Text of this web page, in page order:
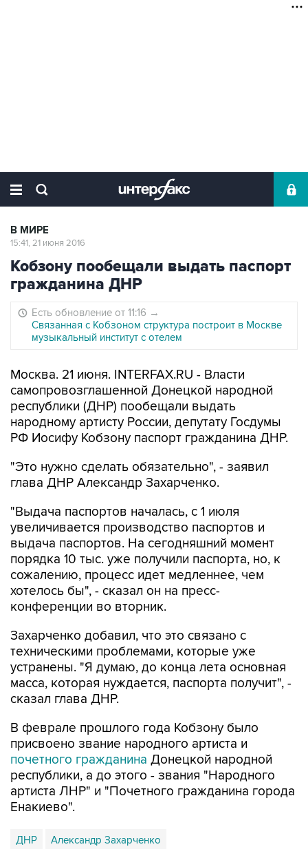
В МИРЕ
15:41, 21 июня 2016
Кобзону пообещали выдать паспорт
гражданина ДНР
Есть обновление от 11:16 →
Связанная с Кобзоном структура построит в Москве
музыкальный институт с отелем
Москва. 21 июня. INTERFAX.RU - Власти
самопровозглашенной Донецкой народной
республики (ДНР) пообещали выдать
народному артисту России, депутату Госдумы
РФ Иосифу Кобзону паспорт гражданина ДНР.
"Это нужно сделать обязательно", - заявил
глава ДНР Александр Захарченко.
"Выдача паспортов началась, с 1 июля
увеличивается производство паспортов и
выдача паспортов. На сегодняшний момент
порядка 10 тыс. уже получили паспорта, но, к
сожалению, процесс идет медленнее, чем
хотелось бы", - сказал он на пресс-
конференции во вторник.
Захарченко добавил, что это связано с
техническими проблемами, которые уже
устранены. "Я думаю, до конца лета основная
масса, которая нуждается, паспорта получит", -
сказал глава ДНР.
В феврале прошлого года Кобзону было
присвоено звание народного артиста и
почетного гражданина Донецкой народной
республики, а до этого - звания "Народного
артиста ЛНР" и "Почетного гражданина города
Енакиево".
ДНР Александр Захарченко